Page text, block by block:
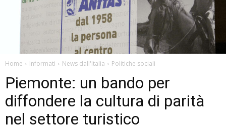
Home Informati News dall'Italia Politiche sociali
Piemonte: un bando per
diffondere la cultura di parità
nel settore turistico